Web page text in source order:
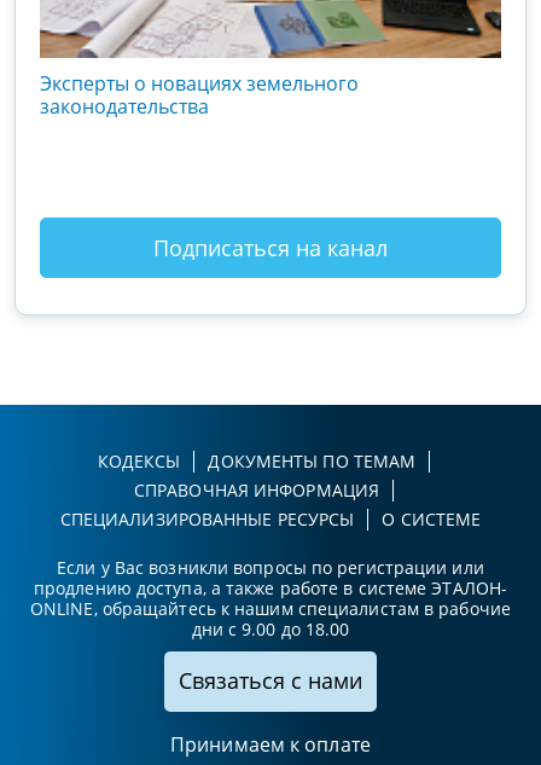
Эксперты о новациях земельного
законодательства
Подписаться на канал
КОДЕКСЫ
ДОКУМЕНТЫ ПО ТЕМАМ
СПРАВОЧНАЯ ИНФОРМАЦИЯ
СПЕЦИАЛИЗИРОВАННЫЕ РЕСУРСЫ
О СИСТЕМЕ
Если у Вас возникли вопросы по регистрации или
продлению доступа, а также работе в системе ЭТАЛОН-
ONLINE, обращайтесь к нашим специалистам в рабочие
дни с 9.00 до 18.00
Связаться с нами
Принимаем к оплате